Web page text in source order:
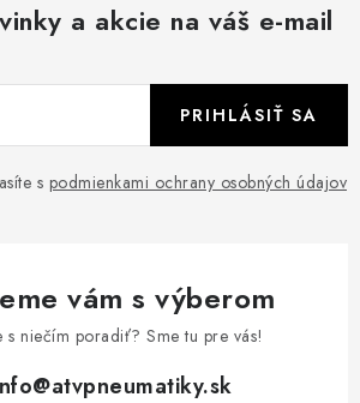
a akcie na váš e-mail
s podmienkami ochrany osobných údajov
PRIHLÁSIŤ SA
vám s výberom
s niečím poradiť? Sme tu pre vás!
@atvpneumatiky.sk